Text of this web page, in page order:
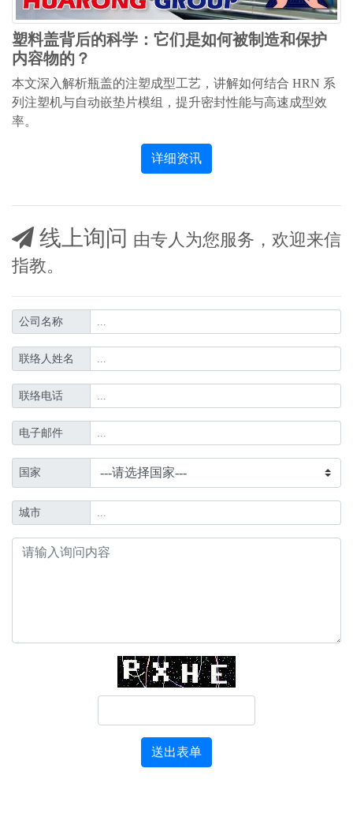
塑料盖背后的科学：它们是如何被制造和保护
内容物的？
本文深入解析瓶盖的注塑成型工艺，讲解如何结合 HRN 系
列注塑机与自动嵌垫片模组，提升密封性能与高速成型效
率。
详细资讯
线上询问 由专人为您服务，欢迎来信
指教。
公司名称
联络人姓名
联络电话
电子邮件
国家
城市
送出表单